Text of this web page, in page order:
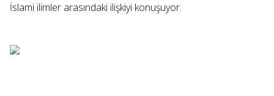
İslami ilimler arasındaki ilişkiyi konuşuyor.